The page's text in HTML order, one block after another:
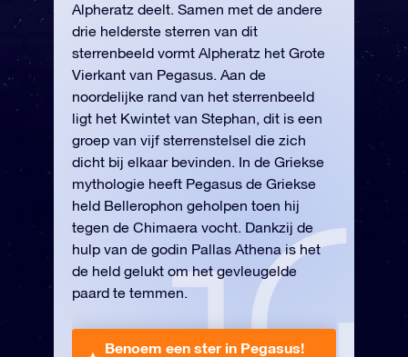
Alpheratz deelt. Samen met de andere
drie helderste sterren van dit
sterrenbeeld vormt Alpheratz het Grote
Vierkant van Pegasus. Aan de
noordelijke rand van het sterrenbeeld
ligt het Kwintet van Stephan, dit is een
groep van vijf sterrenstelsel die zich
dicht bij elkaar bevinden. In de Griekse
mythologie heeft Pegasus de Griekse
held Bellerophon geholpen toen hij
tegen de Chimaera vocht. Dankzij de
hulp van de godin Pallas Athena is het
de held gelukt om het gevleugelde
paard te temmen.
Benoem een ster in Pegasus!